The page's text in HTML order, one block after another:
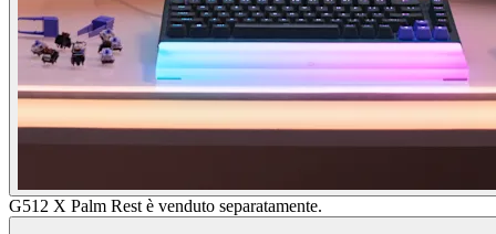
G512 X Palm Rest è venduto separatamente.